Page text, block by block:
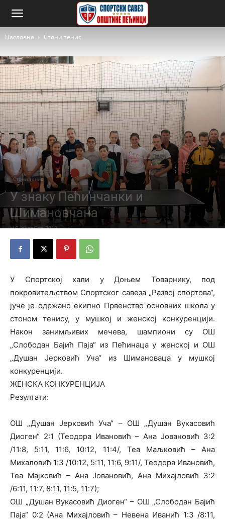
Насловна Стони тенис
Стони тенис
У знаку Пећинчанки и
Шимановчана
16. октобар 2019.
У Спортској хали у Доњем Товарнику, под
покровитељством Спортског савеза „Развој спортова“,
јуче је одржано екипно Првенство основних школа у
стоном тенису, у мушкој и женској конкуренцији.
Након занимљивих мечева, шампиони су ОШ
„Слободан Бајић Паја“ из Пећинаца у женској и ОШ
„Душан Јерковић Уча“ из Шимановаца у мушкој
конкуренцији.
ЖЕНСКА КОНКУРЕНЦИЈА
Резултати:
ОШ „Душан Јерковић Уча“ – ОШ „Душан Вукасовић
Диоген“ 2:1 (Теодора Ивановић – Ана Јовановић 3:2
/11:8, 5:11, 11:6, 10:12, 11:4/, Теа Маљковић – Ана
Михаловић 1:3 /10:12, 5:11, 11:6, 9:11/, Теодора Ивановић,
Теа Мајковић – Ана Јовановић, Ана Михајловић 3:2
/6:11, 11:7, 8:11, 11:5, 11:7);
ОШ „Душан Вукасовић Диоген“ – ОШ „Слободан Бајић
Паја“ 0:2 (Ана Михајловић – Невена Иванић 1:3 /8:11,